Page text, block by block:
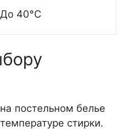
До 40°C
постельном белье
стирки.